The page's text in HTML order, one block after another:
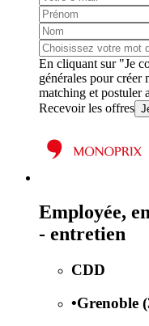
En cliquant sur "Je
générales pour créer
matching et postuler
Recevoir les offres
Employée,
- entretien
CDD
•Grenoble